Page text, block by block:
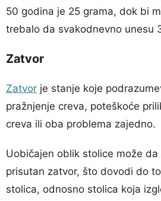
50 godina je 25 grama, dok bi
trebalo da svakodnevno unesu
Zatvor
Zatvor je stanje koje
pražnjenje creva, poteškoće
creva ili oba problema zajedno.
Uobičajen oblik stolice može
prisutan zatvor, što dovodi do
stolica, odnosno stolica koja